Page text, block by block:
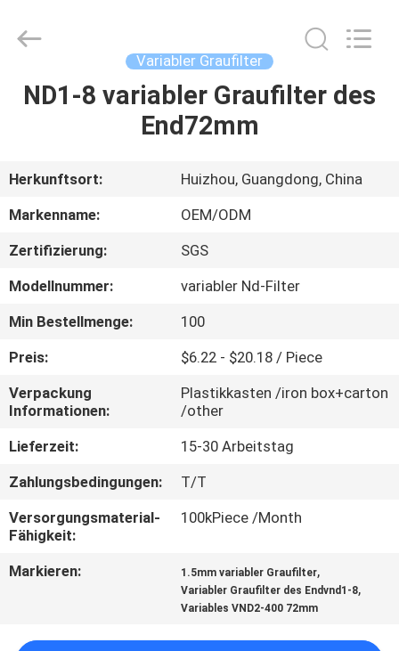
HAUS
ÜBER
UNS
FABRIK-
AUSFLUG
QUALITÄTSKONTROLLE
TRETEN
SIE
UNS
IN
Ltd..
Variabler Graufilter
ND1-8 variabler Graufilter des
End72mm
Herkunftsort:
Huizhou, Guangdong, China
Markenname:
OEM/ODM
Zertifizierung:
SGS
Modellnummer:
variabler Nd-Filter
Min Bestellmenge:
100
Preis:
$6.22 - $20.18 / Piece
Verpackung
Informationen:
Plastikkasten /iron box+carton
/other
Lieferzeit:
15-30 Arbeitstag
Zahlungsbedingungen:
T/T
Versorgungsmaterial-
Fähigkeit:
100kPiece /Month
Markieren: 1.5mm variabler Graufilter,
Variabler Graufilter des Endvnd1-8,
Variables VND2-400 72mm